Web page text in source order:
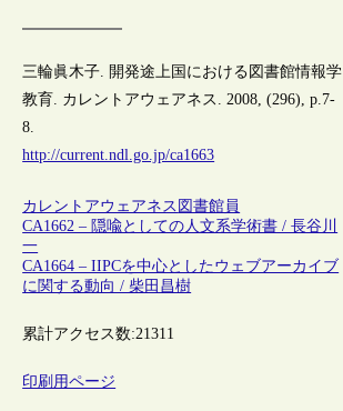
三輪眞木子. 開発途上国における図書館情報学
教育. カレントアウェアネス. 2008, (296), p.7-
8.
http://current.ndl.go.jp/ca1663
カレントアウェアネス 図書館員
CA1662 – 隠喩としての人文系学術書 / 長谷川
一
CA1664 – IIPCを中心としたウェブアーカイブ
に関する動向 / 柴田昌樹
累計アクセス数:21311
印刷用ページ